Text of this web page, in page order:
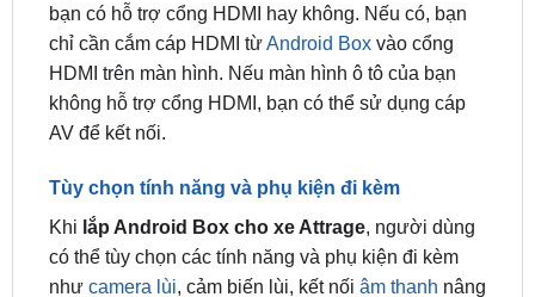
HDMI trên màn hình. Nếu màn hình ô tô của bạn
không hỗ trợ cổng HDMI, bạn có thể sử dụng cáp
AV để kết nối.
Tùy chọn tính năng và phụ kiện đi kèm
có thể tùy chọn các tính năng và phụ kiện đi kèm
nhưcamera lùi, cảm biến lùi, kết nốiâm thanhnâng
cao, và nhiều tính năng khác để tối ưu hóa trải
nghiệm khi sử dụng.